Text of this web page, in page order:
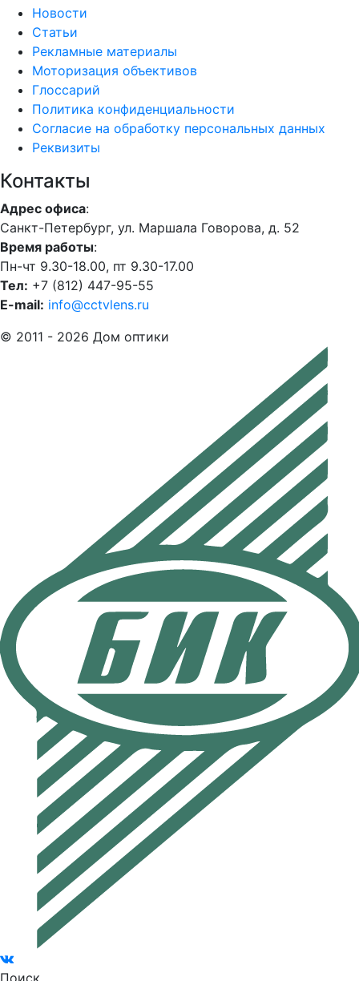
Новости
Статьи
Рекламные материалы
Моторизация объективов
Глоссарий
Политика конфиденциальности
Согласие на обработку персональных данных
Реквизиты
Контакты
Адрес офиса:
Санкт-Петербург, ул. Маршала Говорова, д. 52
Время работы:
Пн-чт 9.30-18.00, пт 9.30-17.00
Тел: +7 (812) 447-95-55
E-mail: info@cctvlens.ru
© 2011 - 2026 Дом оптики
Поиск